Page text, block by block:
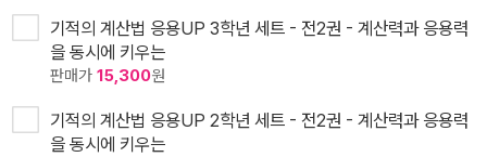
기적의 계산법 응용UP 3학년 세트 - 전2권 - 계산력과 응용력
을 동시에 키우는
판매가 15,300원
기적의 계산법 응용UP 2학년 세트 - 전2권 - 계산력과 응용력
을 동시에 키우는